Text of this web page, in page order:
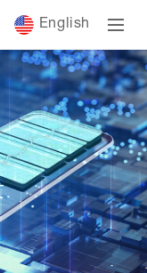
English